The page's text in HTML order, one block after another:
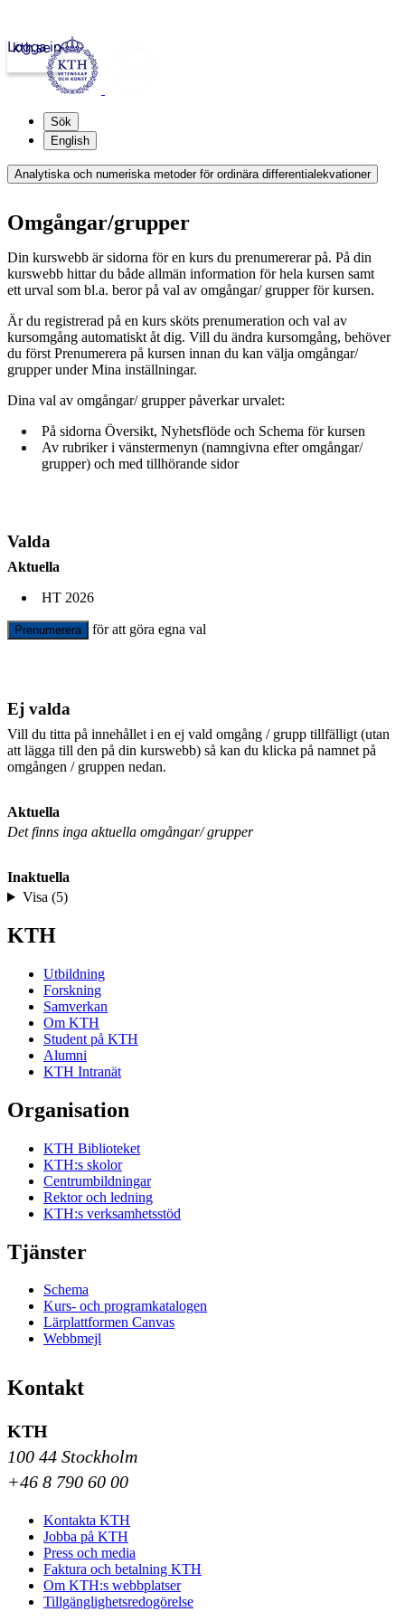
kth.se
Logga in
Sök
English
Analytiska och numeriska metoder för ordinära differentialekvationer
Omgångar/grupper
Din kurswebb är sidorna för en kurs du prenumererar på. På din
kurswebb hittar du både allmän information för hela kursen samt
ett urval som bl.a. beror på val av omgångar/ grupper för kursen.
Är du registrerad på en kurs sköts prenumeration och val av
kursomgång automatiskt åt dig. Vill du ändra kursomgång, behöver
du först Prenumerera på kursen innan du kan välja omgångar/
grupper under Mina inställningar.
Dina val av omgångar/ grupper påverkar urvalet:
På sidorna Översikt, Nyhetsflöde och Schema för kursen
Av rubriker i vänstermenyn (namngivna efter omgångar/
grupper) och med tillhörande sidor
Valda
Aktuella
HT 2026
Prenumerera för att göra egna val
Ej valda
Vill du titta på innehållet i en ej vald omgång / grupp tillfälligt (utan
att lägga till den på din kurswebb) så kan du klicka på namnet på
omgången / gruppen nedan.
Aktuella
Det finns inga aktuella omgångar/ grupper
Inaktuella
Visa (5)
KTH
Utbildning
Forskning
Samverkan
Om KTH
Student på KTH
Alumni
KTH Intranät
Organisation
KTH Biblioteket
KTH:s skolor
Centrumbildningar
Rektor och ledning
KTH:s verksamhetsstöd
Tjänster
Schema
Kurs- och programkatalogen
Lärplattformen Canvas
Webbmejl
Kontakt
KTH
100 44 Stockholm
+46 8 790 60 00
Kontakta KTH
Jobba på KTH
Press och media
Faktura och betalning KTH
Om KTH:s webbplatser
Tillgänglighetsredogörelse